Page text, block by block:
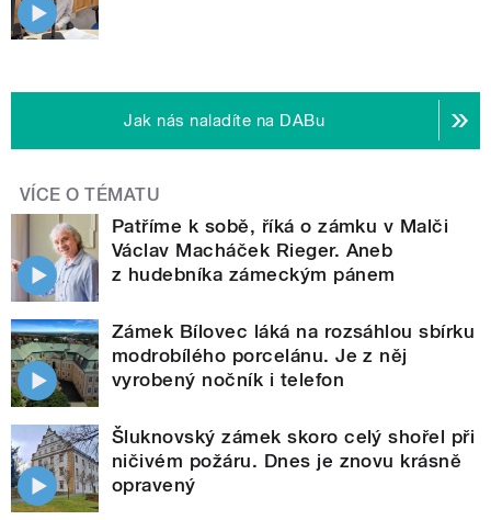
Jak nás naladíte na DABu
VÍCE O TÉMATU
Patříme k sobě, říká o zámku v Malči
Václav Macháček Rieger. Aneb
z hudebníka zámeckým pánem
Zámek Bílovec láká na rozsáhlou sbírku
modrobílého porcelánu. Je z něj
vyrobený nočník i telefon
Šluknovský zámek skoro celý shořel při
ničivém požáru. Dnes je znovu krásně
opravený